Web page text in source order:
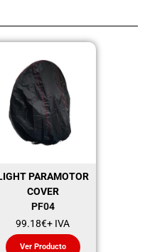
PARAMOTOR
COVER
PF04
99.18€+ IVA
Ver Producto